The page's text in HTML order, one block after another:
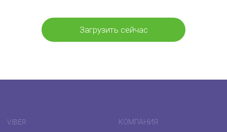
Загрузить сейчас
VIBER КОМПАНИЯ